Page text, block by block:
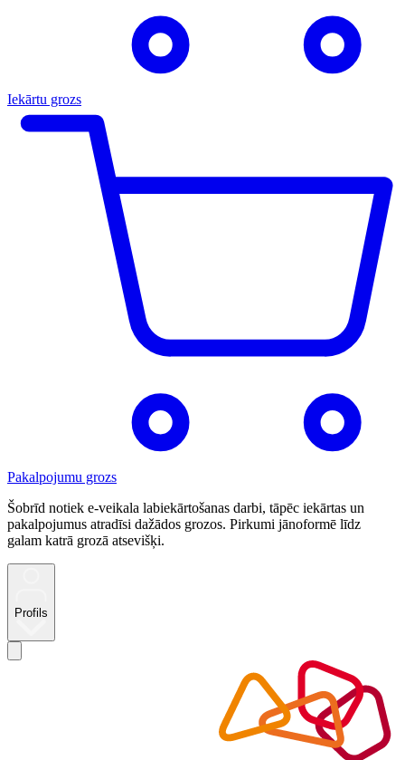
Iekārtu grozs
Pakalpojumu grozs
Šobrīd notiek e-veikala labiekārtošanas darbi, tāpēc iekārtas un
pakalpojumus atradīsi dažādos grozos. Pirkumi jānoformē līdz
galam katrā grozā atsevišķi.
Profils